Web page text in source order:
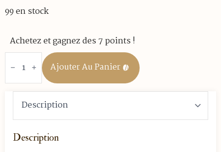
99 en stock
Achetez et gagnez des 7 points !
quantité
Thé
-
Keemun
F.O.P
100
vrac
Ajouter Au Panier
Description